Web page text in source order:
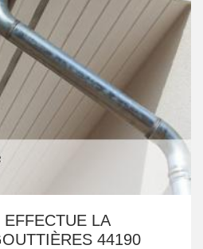
LA
44190